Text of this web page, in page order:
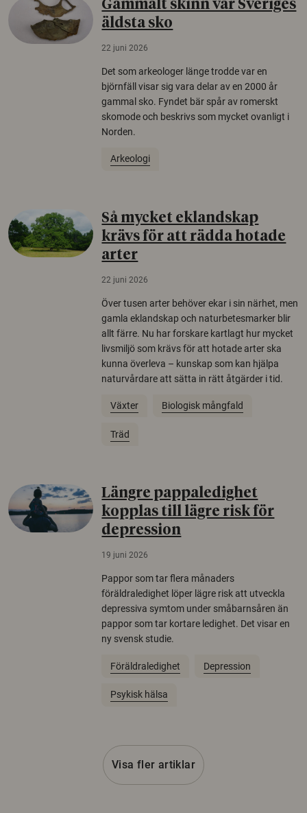
Gammalt skinn var Sveriges
äldsta sko
22 juni 2026
Det som arkeologer länge trodde var en
björnfäll visar sig vara delar av en 2000 år
gammal sko. Fyndet bär spår av romerskt
skomode och beskrivs som mycket ovanligt i
Norden.
Arkeologi
Så mycket eklandskap
krävs för att rädda hotade
arter
22 juni 2026
Över tusen arter behöver ekar i sin närhet, men
gamla eklandskap och naturbetesmarker blir
allt färre. Nu har forskare kartlagt hur mycket
livsmiljö som krävs för att hotade arter ska
kunna överleva – kunskap som kan hjälpa
naturvårdare att sätta in rätt åtgärder i tid.
Växter Biologisk mångfald
Träd
Längre pappaledighet
kopplas till lägre risk för
depression
19 juni 2026
Pappor som tar flera månaders
föräldraledighet löper lägre risk att utveckla
depressiva symtom under småbarnsåren än
pappor som tar kortare ledighet. Det visar en
ny svensk studie.
Föräldraledighet Depression
Psykisk hälsa
Visa fler artiklar